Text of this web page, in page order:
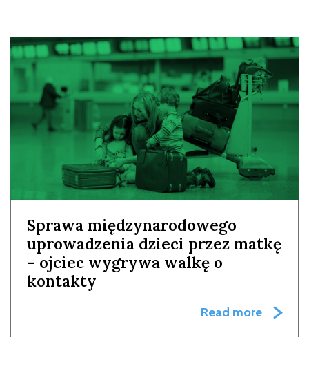
Sprawa międzynarodowego
uprowadzenia dzieci przez matkę
– ojciec wygrywa walkę o
kontakty
Read more